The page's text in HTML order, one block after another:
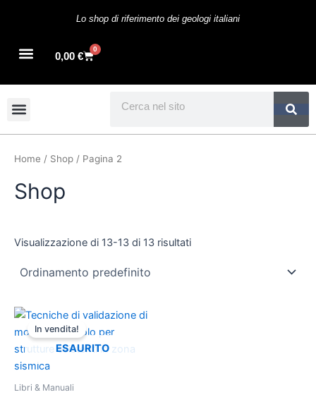
Lo shop di riferimento dei geologi italiani
0,00 €
0
Cart
Home / Shop / Pagina 2
Shop
Visualizzazione di 13-13 di 13 risultati
ESAURITO
In vendita!
Libri & Manuali
Il
prezzo
originale
era:
Il
attuale
è: